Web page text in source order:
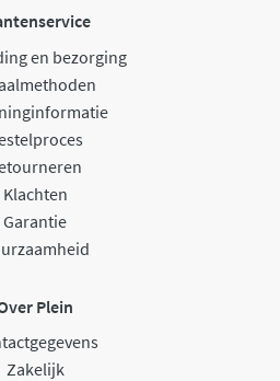
en bezorging
Klachten
Garantie
Plein
Zakelijk